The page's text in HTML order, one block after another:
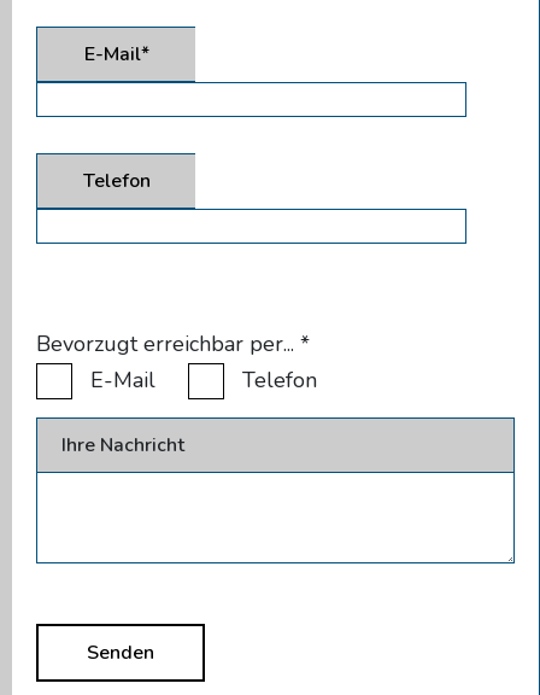
E-Mail*
Telefon
Bevorzugt erreichbar per... *
E-Mail
Telefon
Ihre Nachricht
Senden